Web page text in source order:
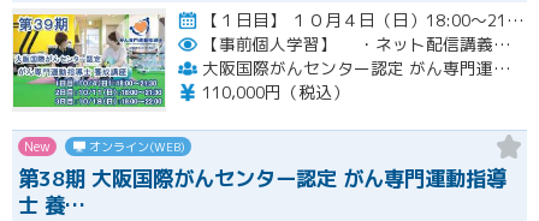
【１日目】 １０月４日（日）18:00～21:30 ［ 集合学習の内容 ］ ① 開講式 ② カウンセリングの実…開催
【事前個人学習】
・ネット配信講義の動画ＵＲＬをお知らせします。
大阪国際がんセンター認定 がん専門運動指導士 事務局
110,000円（税込）
New オンライン(WEB)
第38期 大阪国際がんセンター認定 がん専門運動指導
士 養…